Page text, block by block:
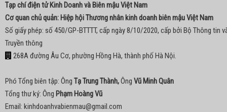
Tạp chí điện tử Kinh Doanh và Biên mậu Việt Nam
Cơ quan chủ quản: Hiệp hội Thương nhân kinh doanh biên mậu Việt Nam
Số giấy phép: số 450/GP-BTTTT, cấp ngày 8/10/2020, cấp bởi Bộ Thông tin
Truyền thông
268A đường Âu Cơ, phường Hồng Hà, thành phố Hà Nội.
Phó Tổng biên tập: Ông Tạ Trung Thành,Ông Vũ Minh Quân
Tổng thư ký: Ông Phạm Hoàng Vũ
Email: kinhdoanhvabienmau@gmail.com